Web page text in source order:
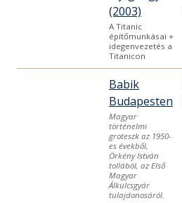
(2003)
A Titanic
építőmunkásai +
idegenvezetés a
Titanicon
Babik
Budapesten
Magyar
történelmi
groteszk az 1950-
es évekből,
Örkény István
tollából, az Első
Magyar
Álkulcsgyár
tulajdonosáról.